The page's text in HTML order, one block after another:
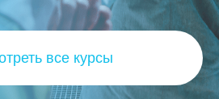
все курсы